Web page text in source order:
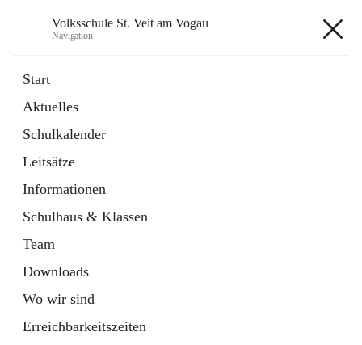
Volksschule St. Veit am Vogau
Navigation
Start
Aktuelles
Schulkalender
Leitsätze
Informationen
Schulhaus & Klassen
Team
Downloads
Wo wir sind
Erreichbarkeitszeiten